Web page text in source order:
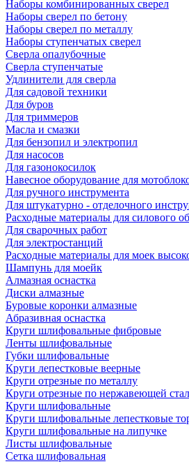
Наборы комбинированных сверел
Наборы сверел по бетону
Наборы сверел по металлу
Наборы ступенчатых сверел
Сверла опалубочные
Сверла ступенчатые
Удлинители для сверла
Для садовой техники
Для буров
Для триммеров
Масла и смазки
Для бензопил и электропил
Для насосов
Для газонокосилок
Навесное оборудование для
Для ручного инструмента
Для штукатурно - отделочного
Расходные материалы для силового
Для сварочных работ
Для электростанций
Расходные материалы для моек
Шампунь для моейк
Алмазная оснастка
Диски алмазные
Буровые коронки алмазные
Абразивная оснастка
Круги шлифовальные фибровые
Ленты шлифовальные
Губки шлифовальные
Круги лепестковые веерные
Круги отрезные по металлу
Круги отрезные по нержавеющей
Круги шлифовальные
Круги шлифовальные лепестковые
Круги шлифовальные на липучке
Листы шлифовальные
Сетка шлифовальная